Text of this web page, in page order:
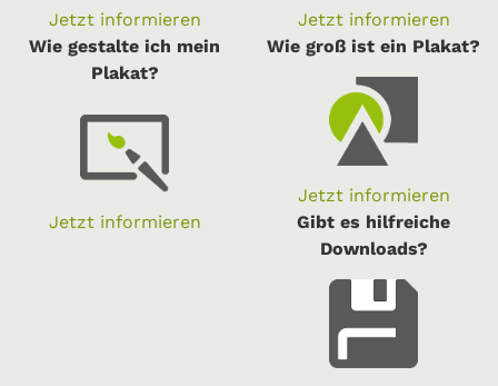
Jetzt informieren
Jetzt informieren
Wie gestalte ich mein
Plakat?
Jetzt informieren
Wie groß ist ein Plakat?
Jetzt informieren
Gibt es hilfreiche
Downloads?